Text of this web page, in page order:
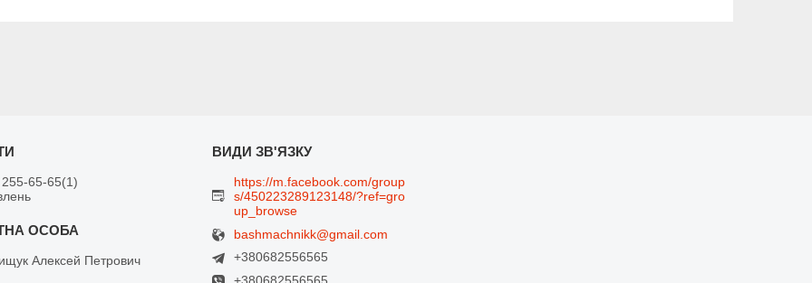
65-65 1
Алексей Петрович
https://m.facebook.com/group
s/450223289123148/?ref=gro
up_browse
bashmachnikk@gmail.com
+380682556565
+380682556565